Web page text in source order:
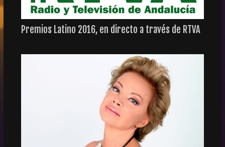
Premios Latino 2016, en directo a través de RTVA